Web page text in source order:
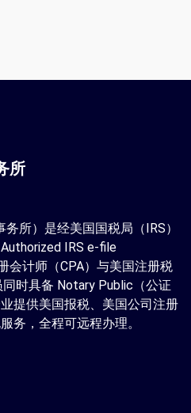
所
所）是经美国国税局（IRS）
IRS e-file
会计师（CPA）与美国注册税
时具备 Notary Public（公证
提供美国报税、美国公司注册
务，全程可远程办理。